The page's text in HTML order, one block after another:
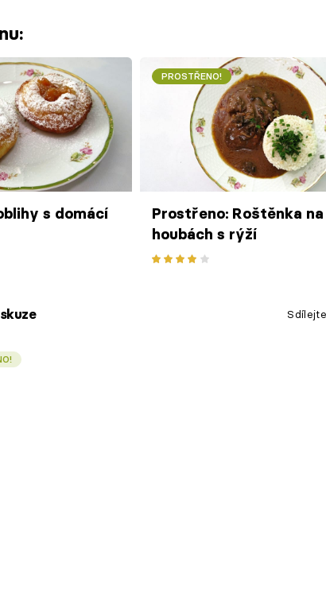
s domácí
PROSTŘENO!
Prostřeno: Roštěnka na
houbách s rýží